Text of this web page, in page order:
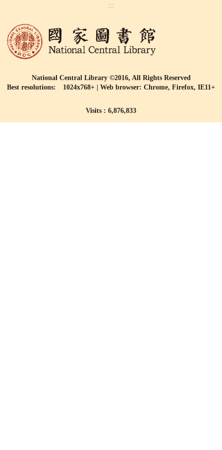
:::
National Central Library ©2016, All Rights Reserved
Best resolutions: 1024x768+ | Web browser: Chrome, Firefox, IE11+
Visits : 6,876,833